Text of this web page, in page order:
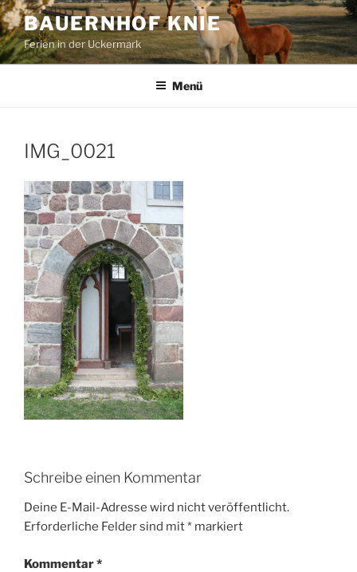
Zum
Inhalt
springen
BAUERNHOF KNIE
Ferien in der Uckermark
Menü
IMG_0021
Schreibe einen Kommentar
Deine E-Mail-Adresse wird nicht veröffentlicht.
Erforderliche Felder sind mit* markiert
Kommentar*